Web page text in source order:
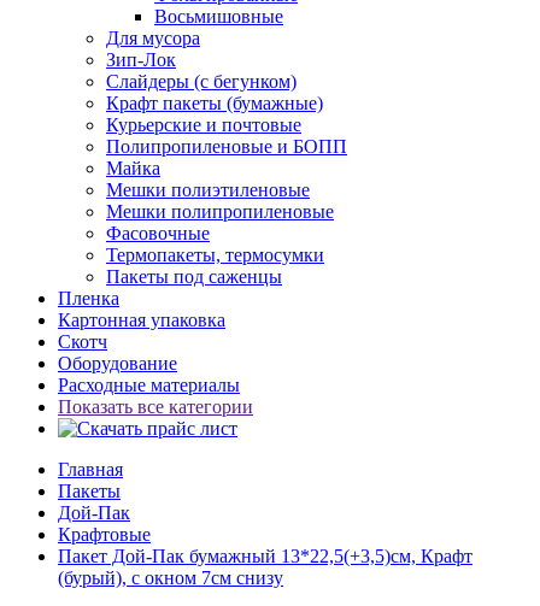
Восьмишовные
Для мусора
Зип-Лок
Слайдеры (с бегунком)
Крафт пакеты (бумажные)
Курьерские и почтовые
Полипропиленовые и БОПП
Майка
Мешки полиэтиленовые
Мешки полипропиленовые
Фасовочные
Термопакеты, термосумки
Пакеты под саженцы
Пленка
Картонная упаковка
Скотч
Оборудование
Расходные материалы
Показать все категории
Главная
Пакеты
Дой-Пак
Крафтовые
Пакет Дой-Пак бумажный 13*22,5(+3,5)см, Крафт
(бурый), с окном 7см снизу